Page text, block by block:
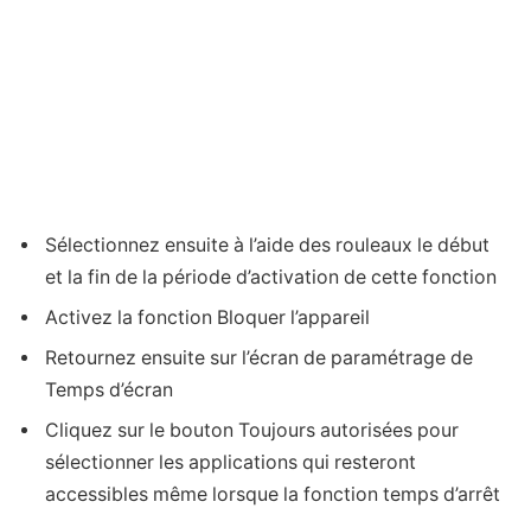
Sélectionnez ensuite à l’aide des rouleaux le début
et la fin de la période d’activation de cette fonction
Activez la fonction Bloquer l’appareil
Retournez ensuite sur l’écran de paramétrage de
Temps d’écran
Cliquez sur le bouton Toujours autorisées pour
sélectionner les applications qui resteront
accessibles même lorsque la fonction temps d’arrêt